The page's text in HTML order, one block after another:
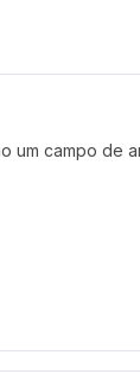
um campo de